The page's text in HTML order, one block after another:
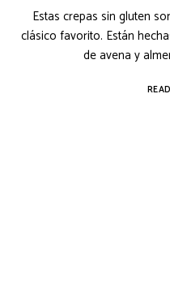
Estas crepas sin gluten
clásico favorito. Están
de avena y